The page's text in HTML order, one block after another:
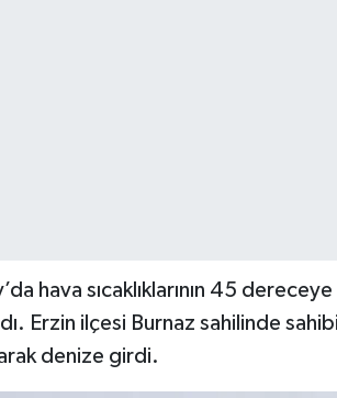
hava sıcaklıklarının 45
Erzin ilçesi Burnaz sahilinde
denize girdi.